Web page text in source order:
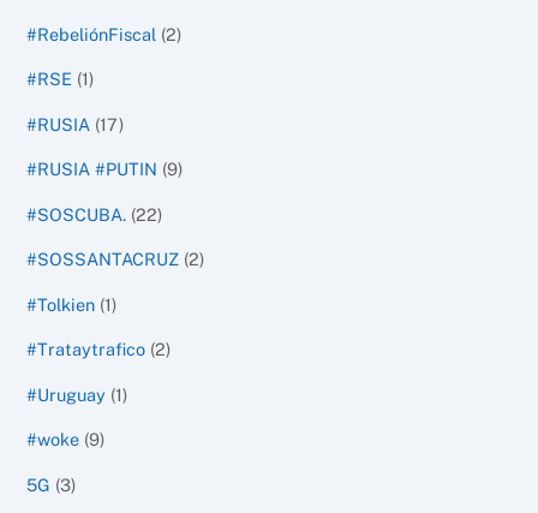
#RebeliónFiscal (2)
#RSE (1)
#RUSIA (17)
#RUSIA #PUTIN (9)
#SOSCUBA. (22)
#SOSSANTACRUZ (2)
#Tolkien (1)
#Trataytrafico (2)
#Uruguay (1)
#woke (9)
5G (3)